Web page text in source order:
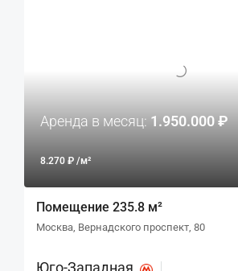
Аренда в месяц: 1.950.000 ₽
8.270 ₽ /м²
Помещение 235.8 м²
Москва, Вернадского проспект, 80
Юго-Западная